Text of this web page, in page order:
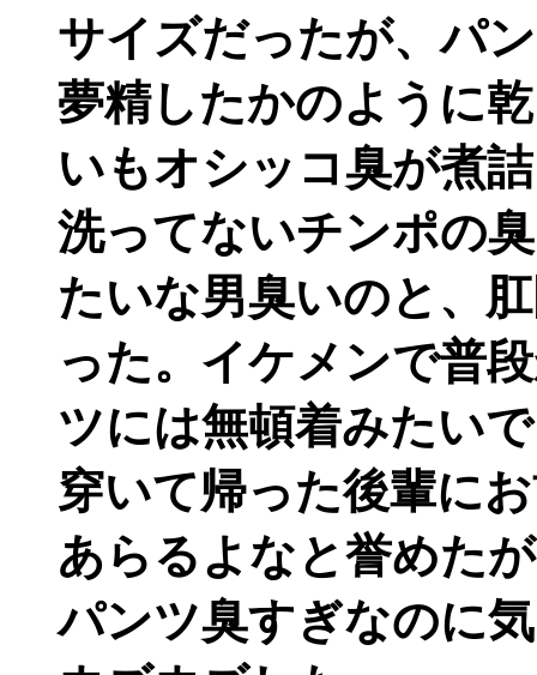
サイズだったが、パ
夢精したかのように
いもオシッコ臭が煮
洗ってないチンポの
たいな男臭いのと、
った。イケメンで普
ツには無頓着みたい
穿いて帰った後輩に
あらるよなと誉めた
パンツ臭すぎなのに